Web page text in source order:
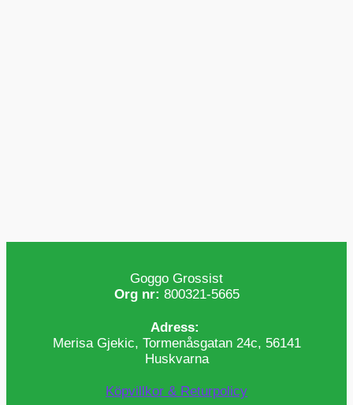
Goggo Grossist
Org nr: 800321-5665
Adress:
Merisa Gjekic, Tormenåsgatan 24c, 56141
Huskvarna
Köpvillkor & Returpolicy